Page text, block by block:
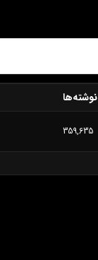
نوشته‌ها
359,635